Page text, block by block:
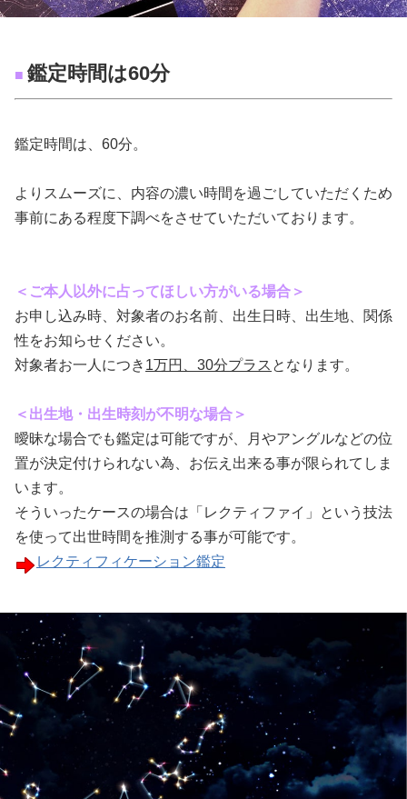
■ 鑑定時間は60分
鑑定時間は、60分。
よりスムーズに、内容の濃い時間を過ごしていただくため
事前にある程度下調べをさせていただいております。
＜ご本人以外に占ってほしい方がいる場合＞
お申し込み時、対象者のお名前、出生日時、出生地、関係
性をお知らせください。
対象者お一人につき 1万円、30分プラス となります。
＜出生地・出生時刻が不明な場合＞
曖昧な場合でも鑑定は可能ですが、月やアングルなどの位
置が決定付けられない為、お伝え出来る事が限られてしま
います。
そういったケースの場合は「レクティファイ」という技法
を使って出世時間を推測する事が可能です。
レクティフィケーション鑑定